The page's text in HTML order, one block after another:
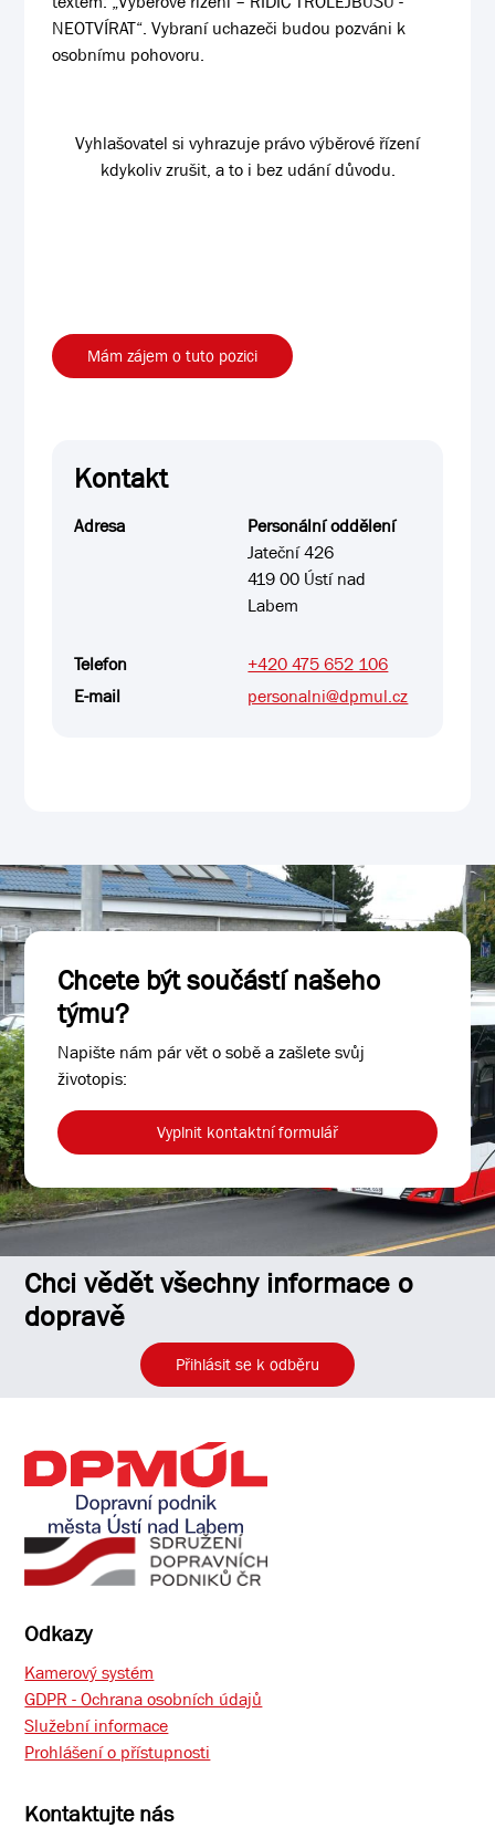
NEOTVÍRAT“. Vybraní uchazeči budou pozváni k
osobnímu pohovoru.
Vyhlašovatel si vyhrazuje právo výběrové řízení
kdykoliv zrušit, a to i bez udání důvodu.
Mám zájem o tuto pozici
Kontakt
Adresa
Personální oddělení
Jateční 426
419 00 Ústí nad
Labem
Telefon
+420 475 652 106
E-mail
personalni@dpmul.cz
Chcete být součástí našeho
týmu?
Napište nám pár vět o sobě a zašlete svůj
životopis:
Vyplnit kontaktní formulář
Chci vědět všechny informace o
dopravě
Přihlásit se k odběru
Odkazy
Kamerový systém
GDPR - Ochrana osobních údajů
Služební informace
Prohlášení o přístupnosti
Kontaktujte nás